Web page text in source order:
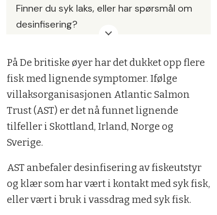
Finner du syk laks, eller har spørsmål om
desinfisering?
tlf: 22 40 00 00 ellersjekk deres
nettside for varsling.
På De britiske øyer har det dukket opp flere
fisk med lignende symptomer. Ifølge
villaksorganisasjonen Atlantic Salmon
Trust (AST) er det nå funnet lignende
tilfeller i Skottland, Irland, Norge og
Sverige.
AST anbefaler desinfisering av fiskeutstyr
og klær som har vært i kontakt med syk fisk,
eller vært i bruk i vassdrag med syk fisk.